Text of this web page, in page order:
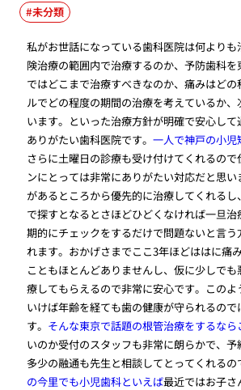
未分類
私がお世話になっている歯科医院は何より
険治療の範囲内で治療するのか、予防歯科
ではどこまで治療すべきなのか、痛みはど
ルでどの程度の期間の治療を考えているか
います。といった治療方針が明確で安心し
ありがたい歯科医院です。一人で神戸の小
さらに土曜日の診療も受け付けてくれるの
ンにとっては非常にありがたい対応だと思
があるところから優先的に治療してくれる
で探すとなるとさほどひどくなければ一旦
期的にチェックをするだけで問題ないと言う
れます。おかげさまでここ3年ほどははに痛
こともほとんどありませんし、仮に少しで
療してもらえるので非常に安心です。この
いけば年齢を経ても歯の健康が守られるので
す。 そんな東京で話題の根管治療をするなら
いのか受付のスタッフも非常に朗らかで、
多少の融通も先生と相談してとってくれるの
の今里でも小児歯科といえば最近ではお子さ